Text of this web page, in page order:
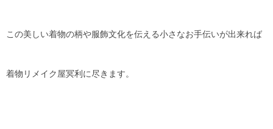
この美しい着物の柄や服飾文化を伝える小さなお手伝いが出来れば
着物リメイク屋冥利に尽きます。